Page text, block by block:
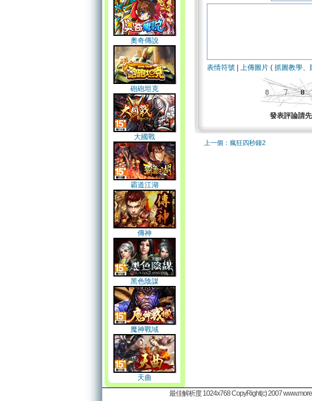
奧奇傳說
砲砲坦克
大國戰
霸道江湖
傳神
黑色陰謀
魔神戰域
天曲
表情符號 上傳圖片 ( 抓圖教學、
發表評論請先
上一個：瘋狂四秒鐘2
最佳解析度 1024x768 CopyRight(c) 2007